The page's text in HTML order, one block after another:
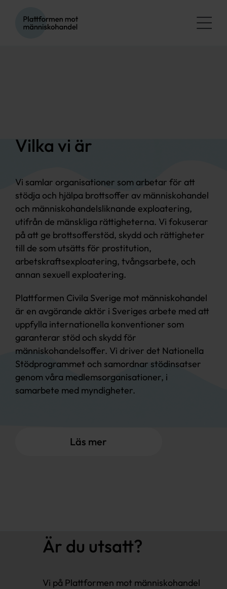
innehållet
Kunskapsbank
Svenska
Vilka vi är
Vi samlar organisationer som arbetar för att
stödja och hjälpa brottsoffer av människohandel
och människohandelsliknande exploatering,
utifrån de mänskliga rättigheterna. Vi fokuserar
på att ge brottsofferstöd, skydd och rättigheter
till de som utsätts för prostitution,
arbetskraftsexploatering, tvångsarbete, och
annan sexuell exploatering.
Plattformen Civila Sverige mot människohandel
är en avgörande aktör i Sveriges arbete med att
uppfylla internationella konventioner som
garanterar stöd och skydd för
människohandelsoffer. Vi driver det Nationella
Stödprogrammet och samordnar stödinsatser
genom våra medlemsorganisationer, i
samarbete med myndigheter.
Läs mer
Är du utsatt?
Vi på Plattformen mot människohandel